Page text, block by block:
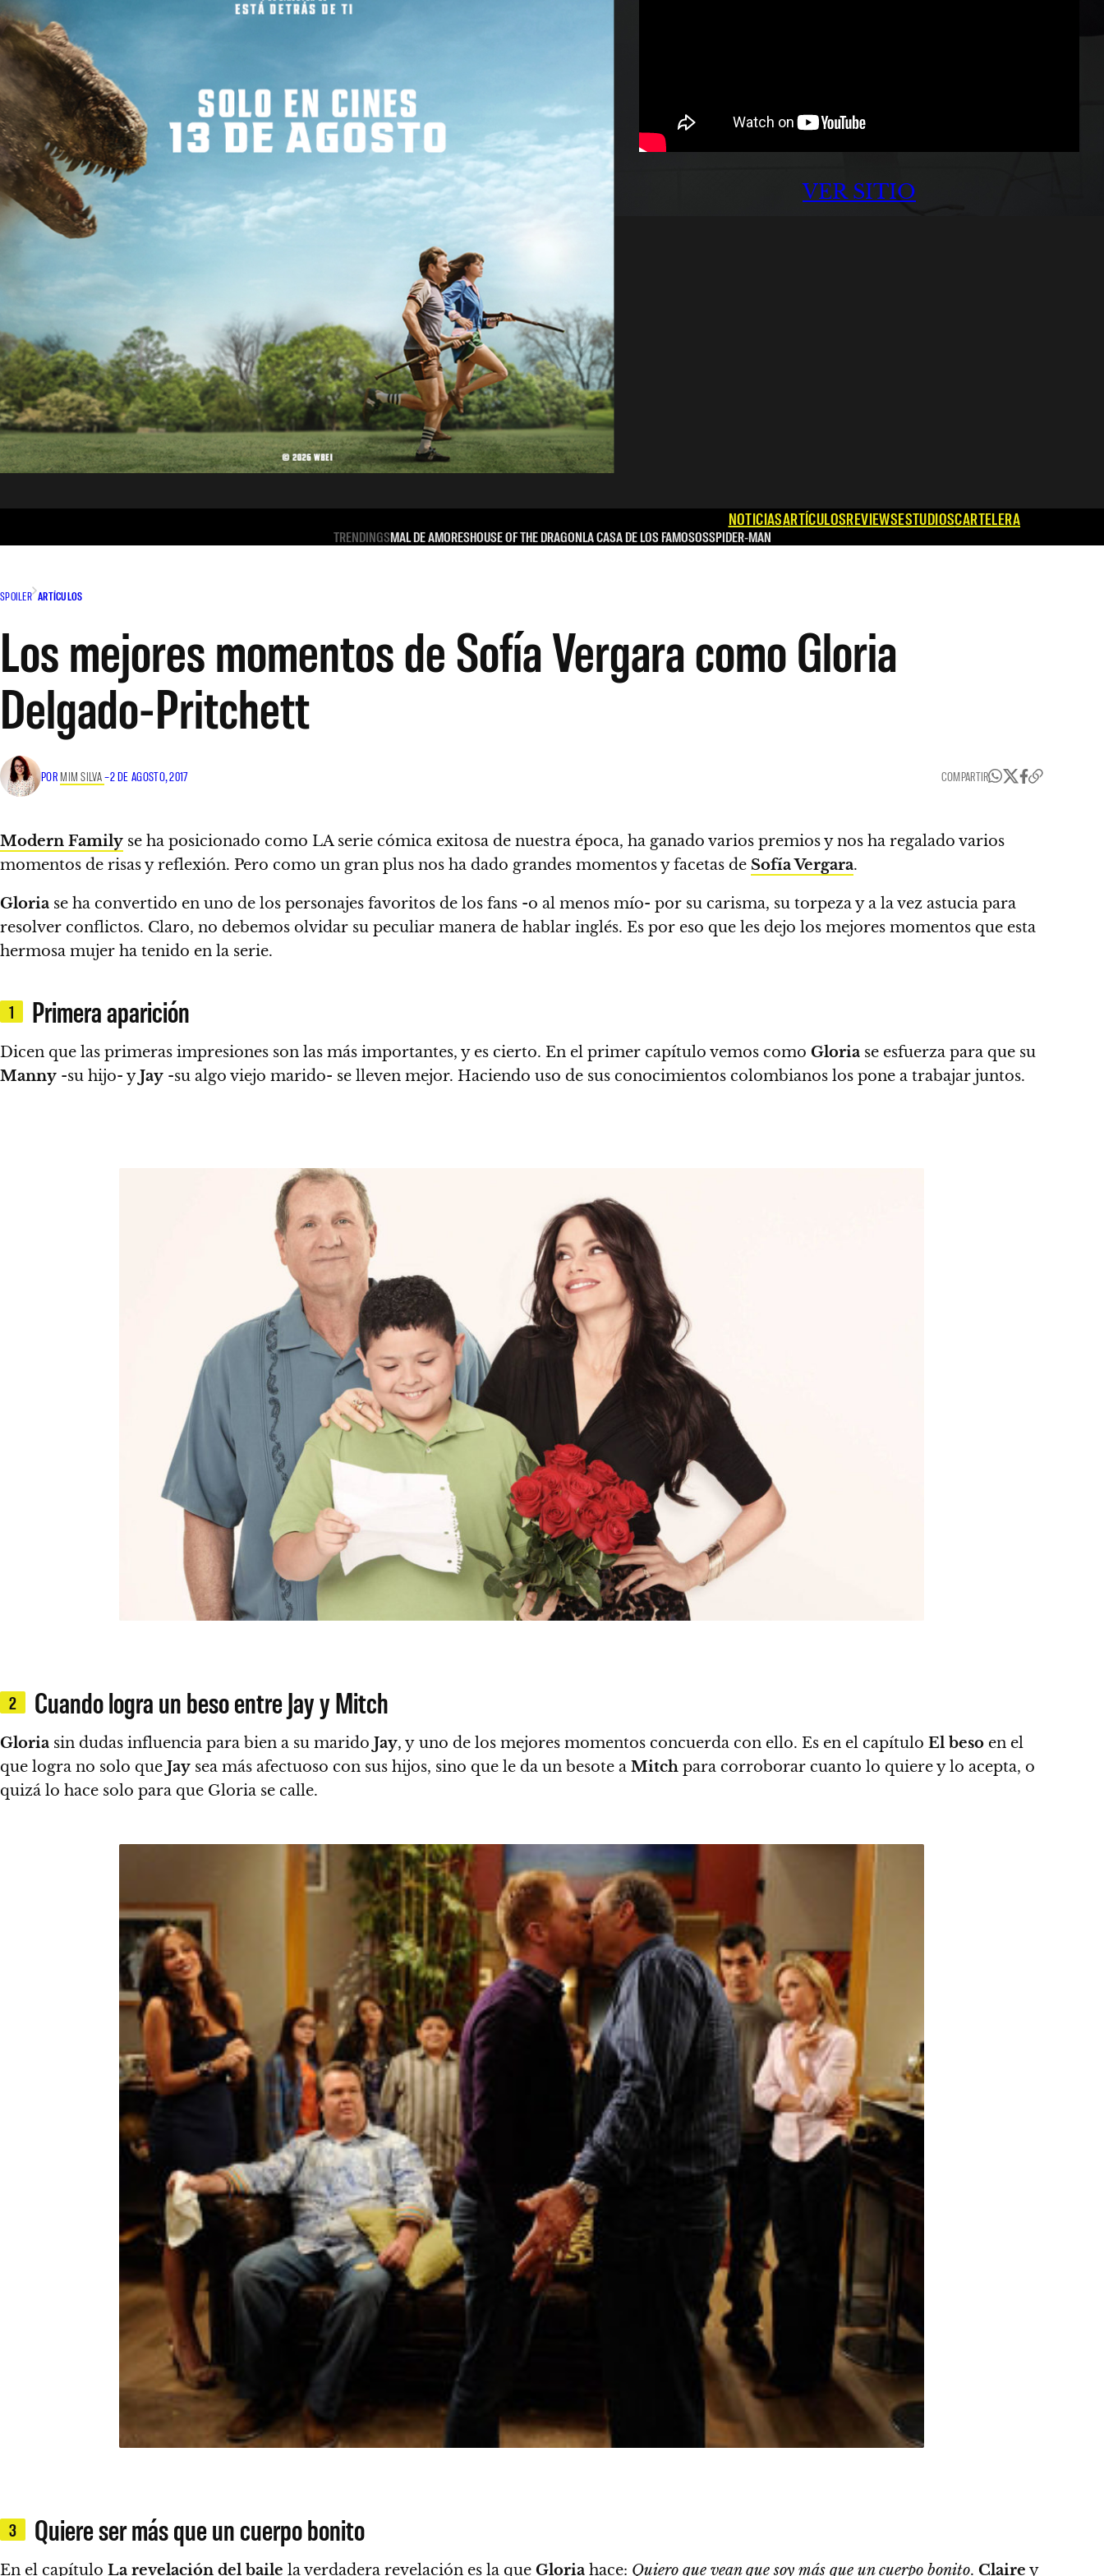
VER SITIO
NOTICIASARTÍCULOSREVIEWSESTUDIOSCARTELERA
TRENDINGSMAL DE AMORESHOUSE OF THE DRAGONLA CASA DE LOS FAMOSOSSPIDER-MAN
SPOILER ARTÍCULOS
Los mejores momentos de Sofía Vergara como Gloria
Delgado-Pritchett
POR MIM SILVA–2 DE AGOSTO, 2017 COMPARTIR
Modern Family se ha posicionado como LA serie cómica exitosa de nuestra época, ha ganado varios premios y nos ha regalado varios
momentos de risas y reflexión. Pero como un gran plus nos ha dado grandes momentos y facetas de Sofía Vergara.
Gloria se ha convertido en uno de los personajes favoritos de los fans -o al menos mío- por su carisma, su torpeza y a la vez astucia para
resolver conflictos. Claro, no debemos olvidar su peculiar manera de hablar inglés. Es por eso que les dejo los mejores momentos que esta
hermosa mujer ha tenido en la serie.
1 Primera aparición
Dicen que las primeras impresiones son las más importantes, y es cierto. En el primer capítulo vemos como Gloria se esfuerza para que su
Manny -su hijo- yJay -su algo viejo marido- se lleven mejor. Haciendo uso de sus conocimientos colombianos los pone a trabajar juntos.
2 Cuando logra un beso entre Jay y Mitch
Gloria sin dudas influencia para bien a su marido Jay, y uno de los mejores momentos concuerda con ello. Es en el capítulo El beso en el
que logra no solo que Jay sea más afectuoso con sus hijos, sino que le da un besote a Mitch para corroborar cuanto lo quiere y lo acepta, o
quizá lo hace solo para que Gloria se calle.
3 Quiere ser más que un cuerpo bonito
En el capítulo La revelación del baile la verdadera revelación es la que Gloria hace: Quiero que vean que soy más que un cuerpo bonito. Claire y